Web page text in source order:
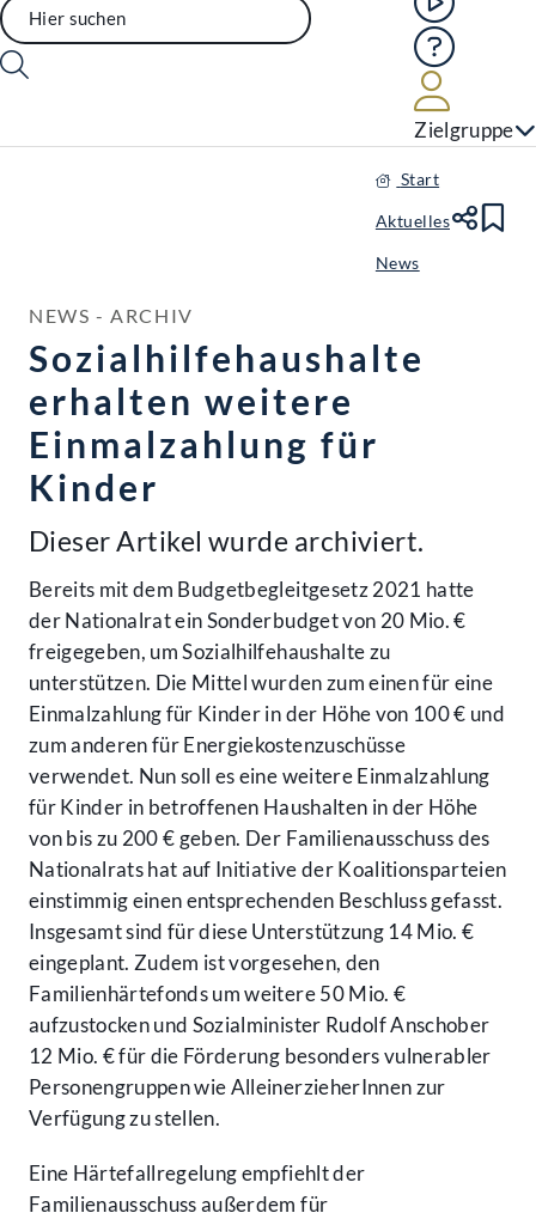
Hilfe
Zielgruppe
Start
Aktuelles
News
NEWS - ARCHIV
Sozialhilfehaushalte
erhalten weitere
Einmalzahlung für
Kinder
Dieser Artikel wurde archiviert.
Bereits mit dem Budgetbegleitgesetz 2021 hatte
der Nationalrat ein Sonderbudget von 20 Mio. €
freigegeben, um Sozialhilfehaushalte zu
unterstützen. Die Mittel wurden zum einen für eine
Einmalzahlung für Kinder in der Höhe von 100 € und
zum anderen für Energiekostenzuschüsse
verwendet. Nun soll es eine weitere Einmalzahlung
für Kinder in betroffenen Haushalten in der Höhe
von bis zu 200 € geben. Der Familienausschuss des
Nationalrats hat auf Initiative der Koalitionsparteien
einstimmig einen entsprechenden Beschluss gefasst.
Insgesamt sind für diese Unterstützung 14 Mio. €
eingeplant. Zudem ist vorgesehen, den
Familienhärtefonds um weitere 50 Mio. €
aufzustocken und Sozialminister Rudolf Anschober
12 Mio. € für die Förderung besonders vulnerabler
Personengruppen wie AlleinerzieherInnen zur
Verfügung zu stellen.
Eine Härtefallregelung empfiehlt der
Familienausschuss außerdem für